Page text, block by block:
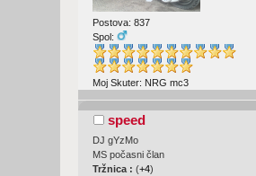
Postova: 837
Spol:
Moj Skuter: NRG mc3
speed
DJ gYzMo
MS počasni član
Tržnica :(+4)